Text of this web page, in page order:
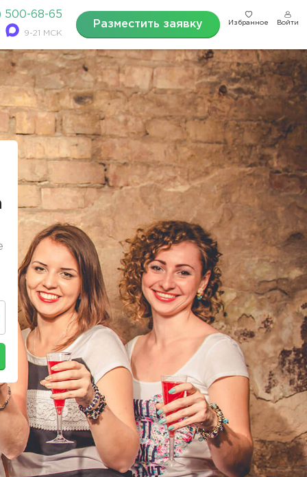
500-68-65
9-21 МСК
Разместить заявку Избранное Войти